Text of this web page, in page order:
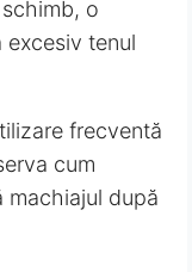
o
excesiv tenul
frecventă
cum
machiajul după